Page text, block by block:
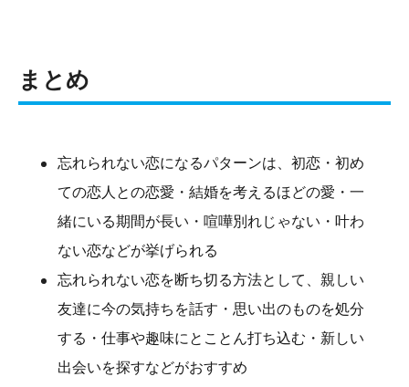
まとめ
忘れられない恋になるパターンは、初恋・初め
ての恋人との恋愛・結婚を考えるほどの愛・一
緒にいる期間が長い・喧嘩別れじゃない・叶わ
ない恋などが挙げられる
忘れられない恋を断ち切る方法として、親しい
友達に今の気持ちを話す・思い出のものを処分
する・仕事や趣味にとことん打ち込む・新しい
出会いを探すなどがおすすめ